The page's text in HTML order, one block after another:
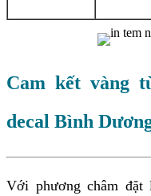
Cam kết vàng
decal Bình
Với phương châm đặt